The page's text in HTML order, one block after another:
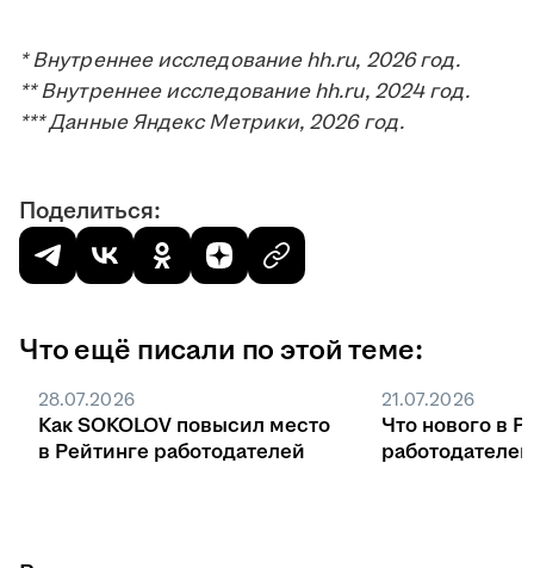
* Внутреннее исследование hh.ru, 2026 год.
** Внутреннее исследование hh.ru, 2024 год.
*** Данные Яндекс Метрики, 2026 год.
Поделиться:
Что ещё писали по этой теме:
28.07.2026
Как SOKOLOV повысил место
в Рейтинге работодателей
21.07.2026
Что нового в